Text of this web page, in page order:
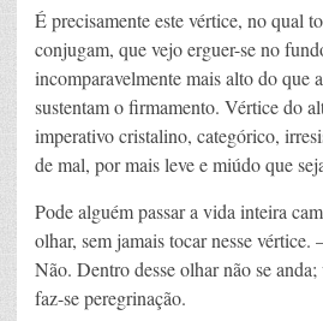
É precisamente este vértice, no qual
conjugam, que vejo erguer-se no
incomparavelmente mais alto do que
sustentam o firmamento. Vértice do
imperativo cristalino, categórico,
de mal, por mais leve e miúdo que
Pode alguém passar a vida inteira
olhar, sem jamais tocar nesse
Não. Dentro desse olhar não se anda;
faz-se peregrinação.